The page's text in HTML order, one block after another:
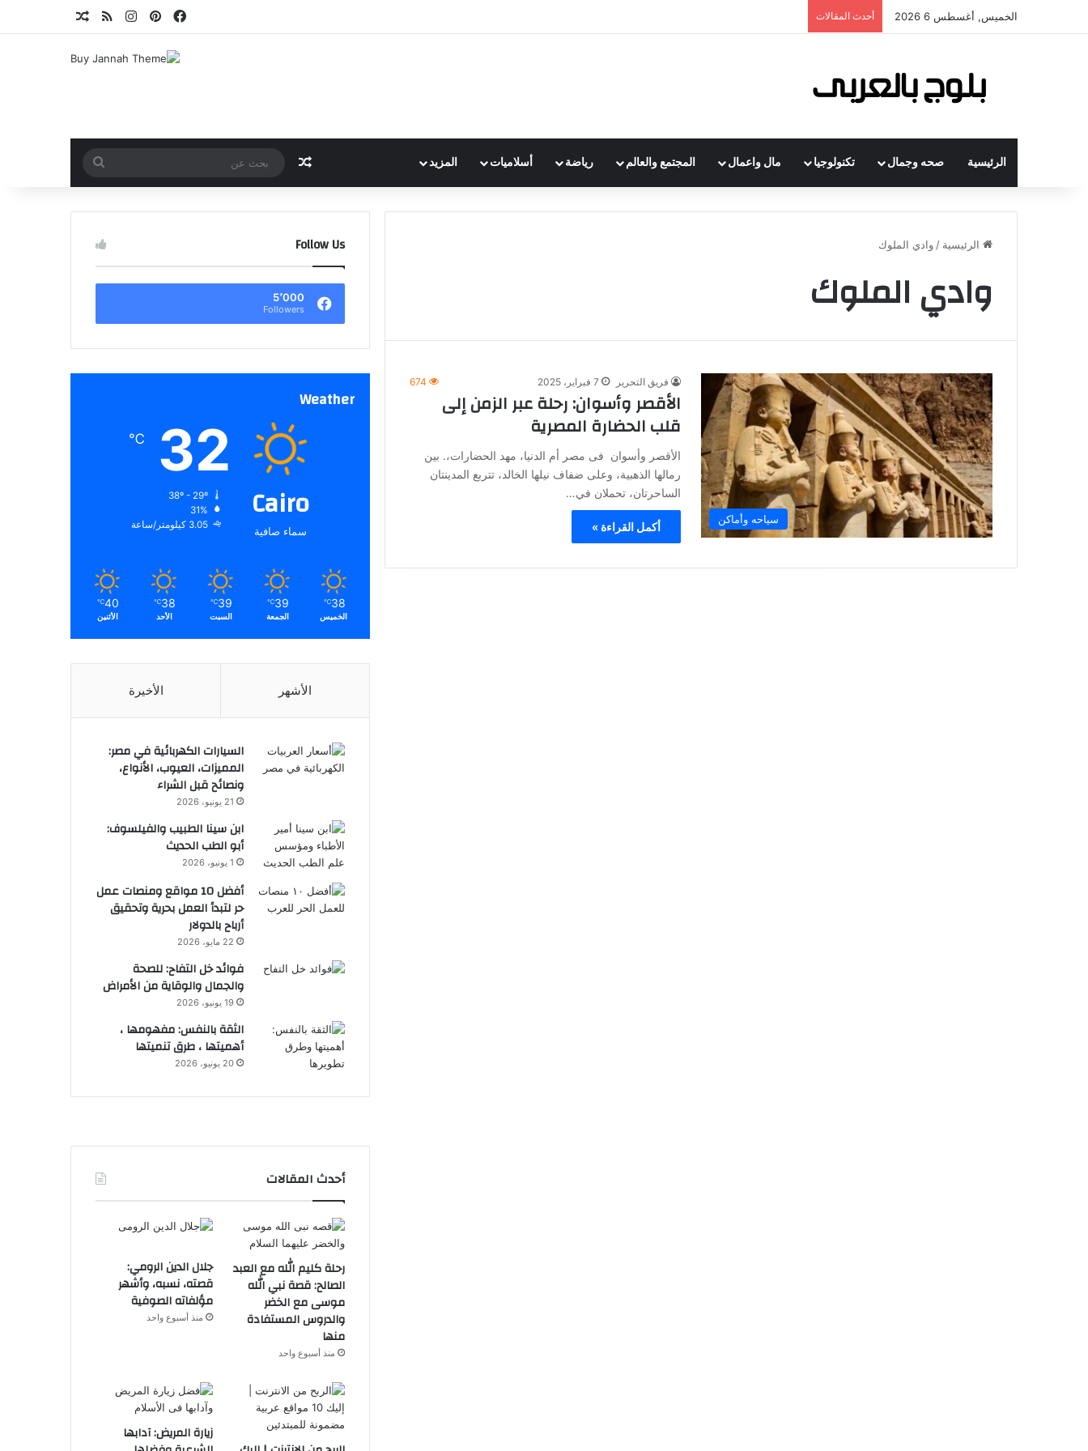
الخميس, أغسطس 6 2026 أحدث المقالات فيسبوكبينتيريستانستقرامملخص الموقع RSS
الرئيسية صحه وجمال تكنولوجيا مال واعمال المجتمع والعالم رياضة أسلاميات المزيد مقال عشوائي
عن
الرئيسية / وادي الملوك
وادي الملوك
سياحه وأماكن
فريق التحرير 7 فبراير، 2025 674
الأقصر وأسوان: رحلة عبر الزمن إلى
قلب الحضارة المصرية
الأقصر وأسوان فى مصر أم الدنيا، مهد الحضارات،. بين
رمالها الذهبية، وعلى ضفاف نيلها الخالد، تتربع المدينتان
الساحرتان، تحملان في…
أكمل القراءة »
Follow Us
5٬000
Followers
Weather
Cairo
سماء صافية
32
℃
31%
3.05 كيلومتر/ساعة
38
℃
الخميس
39
℃
الجمعة
39
℃
السبت
38
℃
الأحد
40
℃
الأثنين
الأشهر الأخيرة
السيارات الكهربائية في مصر:
المميزات، العيوب، الأنواع،
ونصائح قبل الشراء
21 يونيو، 2026
ابن سينا الطبيب والفيلسوف:
أبو الطب الحديث
1 يونيو، 2026
أفضل 10 مواقع ومنصات عمل
حر لتبدأ العمل بحرية وتحقيق
أرباح بالدولار
22 مايو، 2026
فوائد خل التفاح: للصحة
والجمال والوقاية من الأمراض
19 يونيو، 2026
الثقة بالنفس: مفهومها ،
أهميتها ، طرق تنميتها
20 يونيو، 2026
أحدث المقالات
رحلة كليم الله مع العبد
الصالح: قصة نبي الله
موسى مع الخضر
والدروس المستفادة
منها
منذ أسبوع واحد
جلال الدين الرومي:
قصته، نسبه، وأشهر
مؤلفاته الصوفية
منذ أسبوع واحد
زيارة المريض: آدابها